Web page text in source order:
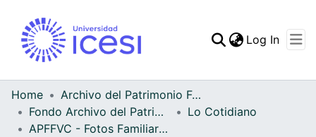
Statistics
Log In
Home
Archivo del Patrimonio Fotográfico y Fílmico del Valle del Cauca
Fondo Archivo del Patrimonio Fotográfico y Fílmico del Valle del Cauca
Lo Cotidiano
APFFVC - Fotos Familiares - Patrimonial